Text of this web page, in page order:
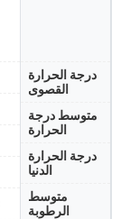
درجة الحرارة
القصوى
متوسط درجة
الحرارة
درجة الحرارة
الدنيا
متوسط
الرطوبة